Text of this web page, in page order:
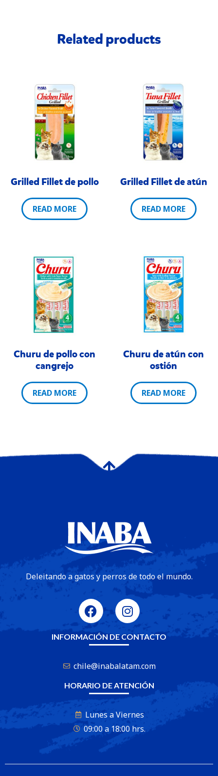
Related products
Grilled Fillet de pollo
READ MORE
Grilled Fillet de atún
READ MORE
Churu de pollo con
cangrejo
READ MORE
Churu de atún con
ostión
READ MORE
Deleitando a gatos y perros de todo el mundo.
INFORMACIÓN DE CONTACTO
chile@inabalatam.com
HORARIO DE ATENCIÓN
Lunes a Viernes
09:00 a 18:00 hrs.